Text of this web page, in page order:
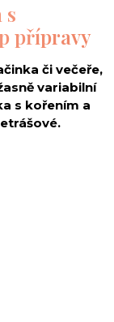
s
přípravy
či večeře,
variabilní
s kořením a